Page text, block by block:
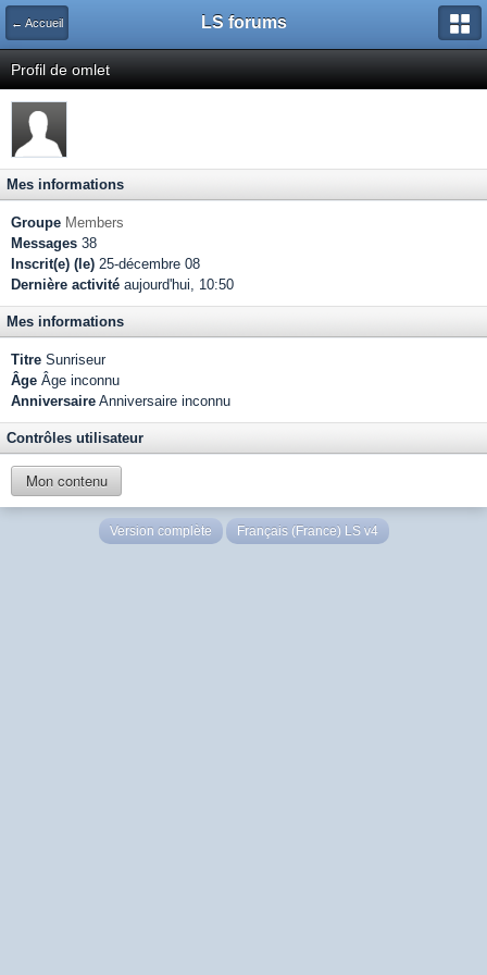
← Accueil LS forums
Profil de omlet
Mes informations
Groupe Members
Messages 38
Inscrit(e) (le) 25-décembre 08
Dernière activité aujourd'hui, 10:50
Mes informations
Titre Sunriseur
Âge Âge inconnu
Anniversaire Anniversaire inconnu
Contrôles utilisateur
Mon contenu
Version complète Français (France) LS v4